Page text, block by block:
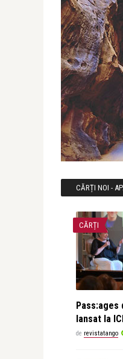
CĂRȚI NOI -
CĂRȚI
Pass:ages
lansat la
de revistatango